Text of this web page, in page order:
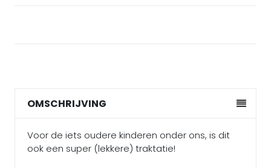
OMSCHRIJVING
Voor de iets oudere kinderen onder ons, is dit
ook een super (lekkere) traktatie!